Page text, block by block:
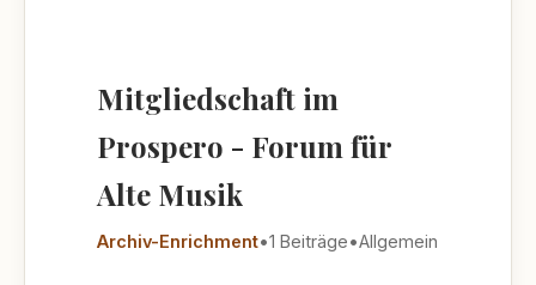
Mitgliedschaft im
Prospero - Forum für
Alte Musik
Archiv-Enrichment•1 Beiträge•Allgemein